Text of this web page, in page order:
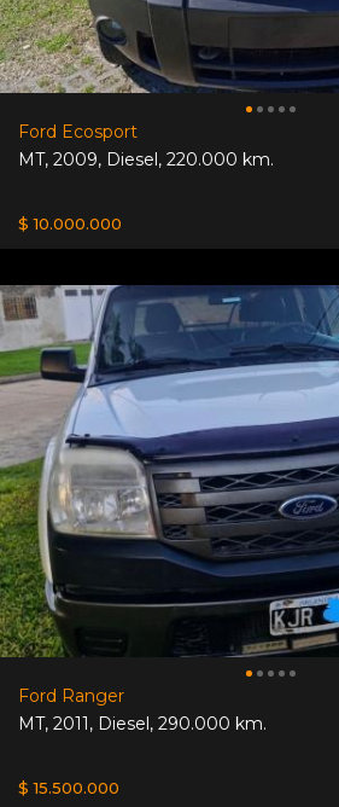
Ford Ecosport
MT, 2009, Diesel, 220.000 km.
$ 10.000.000
Ford Ranger
MT, 2011, Diesel, 290.000 km.
$ 15.500.000